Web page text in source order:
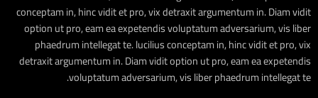
conceptam in, hinc vidit et pro, vix detraxit argumentum in. Diam vidit
option ut pro, eam ea expetendis voluptatum adversarium, vis liber
phaedrum intellegat te. lucilius conceptam in, hinc vidit et pro, vix
detraxit argumentum in. Diam vidit option ut pro, eam ea expetendis
voluptatum adversarium, vis liber phaedrum intellegat te.